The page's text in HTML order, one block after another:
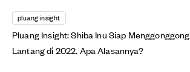
pluang insight
Pluang Insight: Shiba Inu Siap Menggonggong
Lantang di 2022. Apa Alasannya?